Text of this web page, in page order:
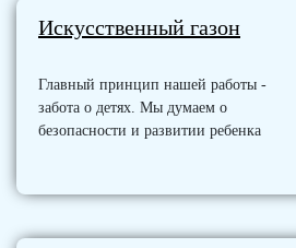
Искусственный газон
Главный принцип нашей работы -
забота о детях. Мы думаем о
безопасности и развитии ребенка